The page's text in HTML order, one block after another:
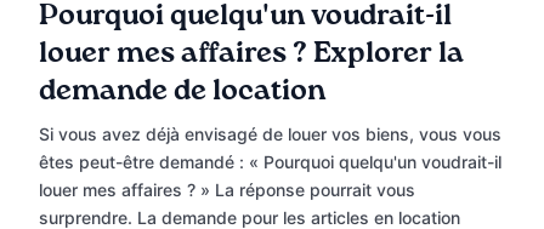
Pourquoi quelqu'un voudrait-il
louer mes affaires ? Explorer la
demande de location
Si vous avez déjà envisagé de louer vos biens, vous vous
êtes peut-être demandé : « Pourquoi quelqu'un voudrait-il
louer mes affaires ? » La réponse pourrait vous
surprendre. La demande pour les articles en location